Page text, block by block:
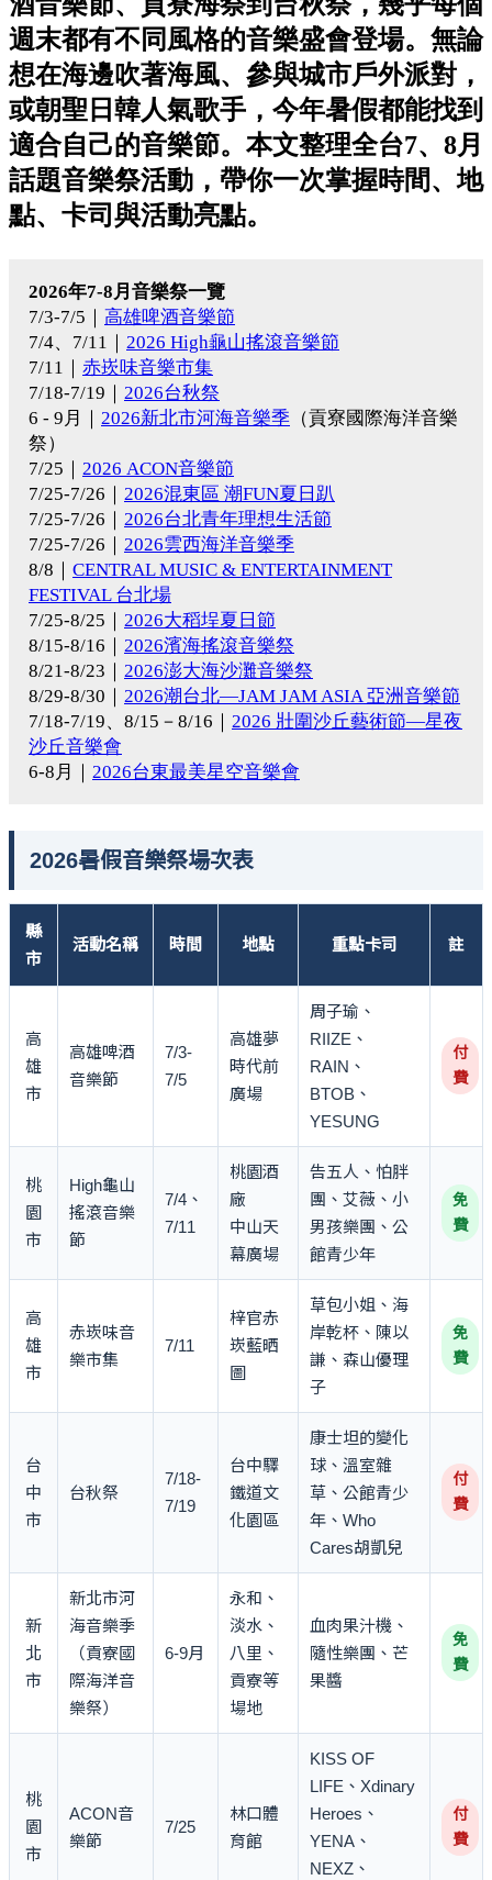
週末都有不同風格的音樂盛會登場。無論
想在海邊吹著海風、參與城市戶外派對，
或朝聖日韓人氣歌手，今年暑假都能找到
適合自己的音樂節。本文整理全台7、8月
話題音樂祭活動，帶你一次掌握時間、地
點、卡司與活動亮點。
2026年7-8月音樂祭一覽
7/3-7/5｜ 高雄啤酒音樂節
7/4、7/11｜ 2026 High龜山搖滾音樂節
7/11｜ 赤崁味音樂市集
7/18-7/19｜ 2026台秋祭
6 - 9月｜ 2026新北市河海音樂季 （貢寮國際海洋音樂
祭）
7/25｜ 2026 ACON音樂節
7/25-7/26｜ 2026混東區 潮FUN夏日趴
7/25-7/26｜ 2026台北青年理想生活節
7/25-7/26｜ 2026雲西海洋音樂季
8/8｜ CENTRAL MUSIC & ENTERTAINMENT
FESTIVAL 台北場
7/25-8/25｜ 2026大稻埕夏日節
8/15-8/16｜ 2026濱海搖滾音樂祭
8/21-8/23｜ 2026澎大海沙灘音樂祭
8/29-8/30｜ 2026潮台北—JAM JAM ASIA 亞洲音樂節
7/18-7/19、8/15－8/16｜ 2026 壯圍沙丘藝術節—星夜
沙丘音樂會
6-8月｜ 2026台東最美星空音樂會
2026暑假音樂祭場次表
縣
市
活動名稱 時間 地點 重點卡司 註
高
雄
市
高雄啤酒
音樂節
7/3-
7/5
高雄夢
時代前
廣場
周子瑜、
RIIZE、
RAIN、
BTOB、
YESUNG
付
費
桃
園
市
High龜山
搖滾音樂
節
7/4、
7/11
桃園酒
廠
中山天
幕廣場
告五人、怕胖
團、艾薇、小
男孩樂團、公
館青少年
免
費
高
雄
市
赤崁味音
樂市集
7/11
梓官赤
崁藍晒
圖
草包小姐、海
岸乾杯、陳以
謙、森山優理
子
免
費
台
中
市
台秋祭
7/18-
7/19
台中驛
鐵道文
化園區
康士坦的變化
球、溫室雜
草、公館青少
年、Who
Cares胡凱兒
付
費
新
北
市
新北市河
海音樂季
（貢寮國
際海洋音
樂祭）
6-9月
永和、
淡水、
八里、
貢寮等
場地
血肉果汁機、
隨性樂團、芒
果醬
免
費
桃
園
市
ACON音
樂節
7/25
林口體
育館
KISS OF
LIFE、Xdinary
Heroes、
YENA、
NEXZ、
付
費